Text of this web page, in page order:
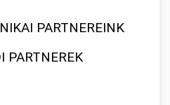
PARTNEREINK
PARTNEREK